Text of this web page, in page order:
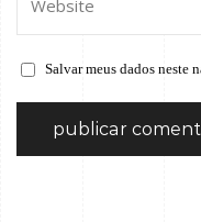
Salvar meus dados neste